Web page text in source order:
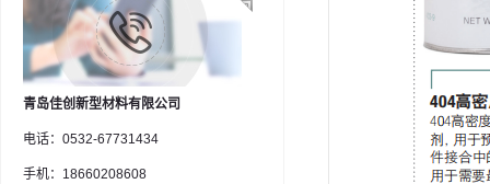
青岛佳创新型材料有限公司
电话：0532-67731434
手机：18660208608